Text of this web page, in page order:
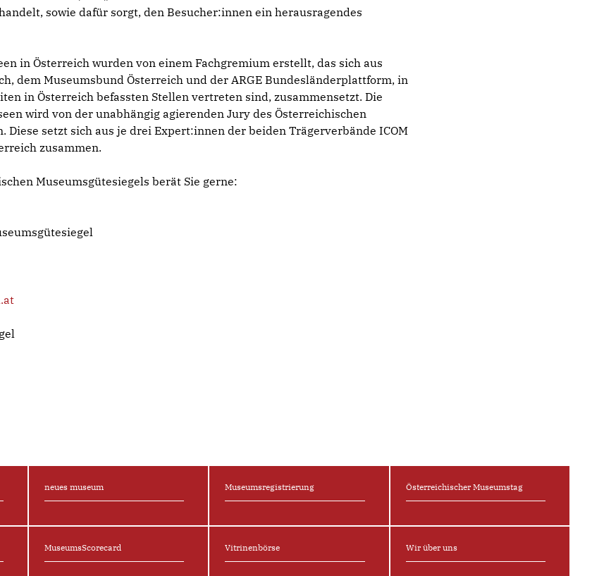
sowie dafür sorgt, den Besucher:innen ein herausragendes
in Österreich wurden von einem Fachgremium erstellt, das sich aus
dem Museumsbund Österreich und der ARGE Bundesländerplattform, in
in Österreich befassten Stellen vertreten sind, zusammensetzt. Die
wird von der unabhängig agierenden Jury des Österreichischen
Diese setzt sich aus je drei Expert:innen der beiden Trägerverbände ICOM
zusammen.
Museumsgütesiegels berät Sie gerne:
neues museum Museums­registrierung Österreichischer Museumstag
Museums­Scorecard Vitrinen­bör⁠s⁠e Wir über uns